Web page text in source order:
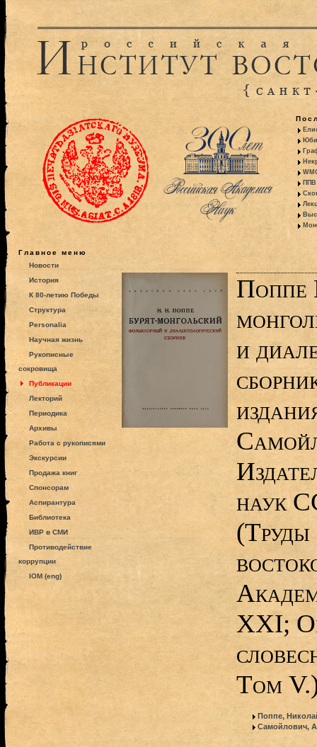
ППВ
Главное меню
Новости
История
К 80-летию Победы
Структура
Personalia
Научная жизнь
Рукописные
сокровища
Публикации
Лекторий
Периодика
Архивы
Работа с рукописями
Экскурсии
Продажа книг
Спонсорам
Аспирантура
Библиотека
ИВР в СМИ
Противодействие
коррупции
IOM (eng)
Поппе
и
наук
(Труды
XXI;
Том
Поппе,
Самойлович,